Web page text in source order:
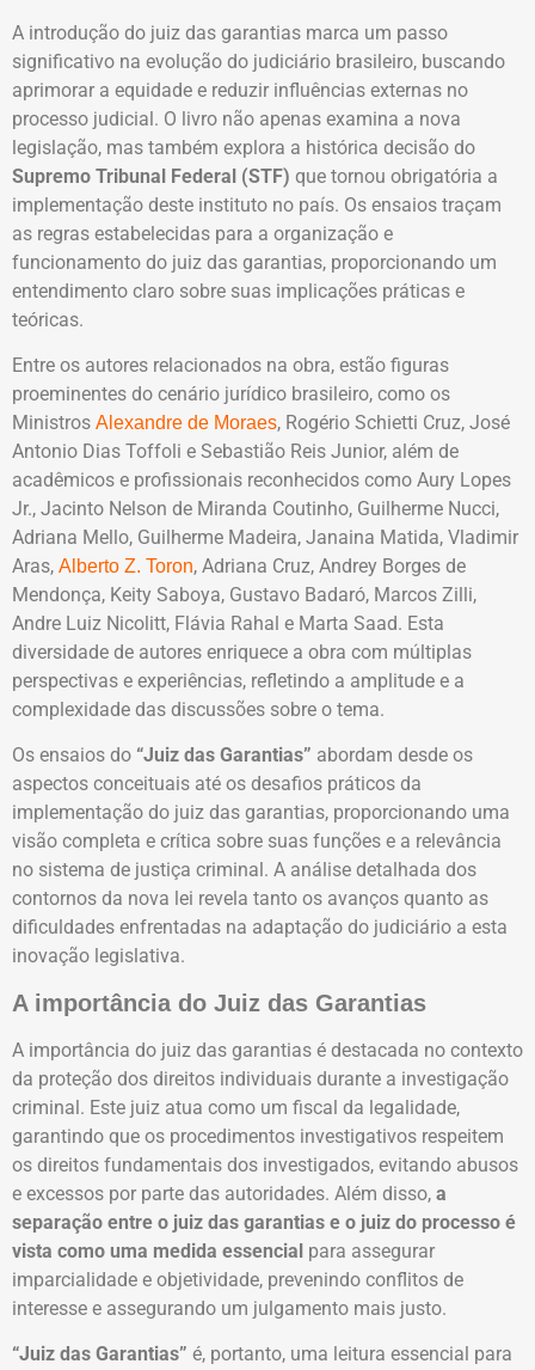
A introdução do juiz das garantias marca um passo
significativo na evolução do judiciário brasileiro, buscando
aprimorar a equidade e reduzir influências externas no
processo judicial. O livro não apenas examina a nova
legislação, mas também explora a histórica decisão do
Supremo Tribunal Federal (STF) que tornou obrigatória a
implementação deste instituto no país. Os ensaios traçam
as regras estabelecidas para a organização e
funcionamento do juiz das garantias, proporcionando um
entendimento claro sobre suas implicações práticas e
teóricas.
Entre os autores relacionados na obra, estão figuras
proeminentes do cenário jurídico brasileiro, como os
Ministros Alexandre de Moraes, Rogério Schietti Cruz, José
Antonio Dias Toffoli e Sebastião Reis Junior, além de
acadêmicos e profissionais reconhecidos como Aury Lopes
Jr., Jacinto Nelson de Miranda Coutinho, Guilherme Nucci,
Adriana Mello, Guilherme Madeira, Janaina Matida, Vladimir
Aras, Alberto Z. Toron, Adriana Cruz, Andrey Borges de
Mendonça, Keity Saboya, Gustavo Badaró, Marcos Zilli,
Andre Luiz Nicolitt, Flávia Rahal e Marta Saad. Esta
diversidade de autores enriquece a obra com múltiplas
perspectivas e experiências, refletindo a amplitude e a
complexidade das discussões sobre o tema.
Os ensaios do “Juiz das Garantias” abordam desde os
aspectos conceituais até os desafios práticos da
implementação do juiz das garantias, proporcionando uma
visão completa e crítica sobre suas funções e a relevância
no sistema de justiça criminal. A análise detalhada dos
contornos da nova lei revela tanto os avanços quanto as
dificuldades enfrentadas na adaptação do judiciário a esta
inovação legislativa.
A importância do Juiz das Garantias
A importância do juiz das garantias é destacada no contexto
da proteção dos direitos individuais durante a investigação
criminal. Este juiz atua como um fiscal da legalidade,
garantindo que os procedimentos investigativos respeitem
os direitos fundamentais dos investigados, evitando abusos
e excessos por parte das autoridades. Além disso, a
separação entre o juiz das garantias e o juiz do processo é
vista como uma medida essencial para assegurar
imparcialidade e objetividade, prevenindo conflitos de
interesse e assegurando um julgamento mais justo.
“Juiz das Garantias” é, portanto, uma leitura essencial para